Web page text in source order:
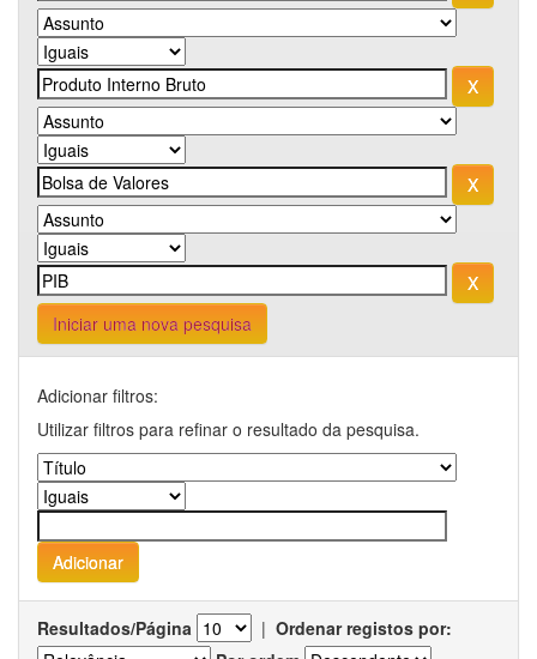
Iniciar uma nova pesquisa
Adicionar filtros:
Utilizar filtros para refinar o resultado da pesquisa.
Resultados/Página | Ordenar registos por: